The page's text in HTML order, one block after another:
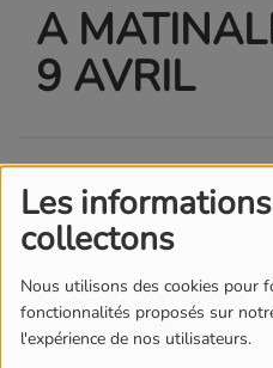
Les
collectons
Nous utilisons des cookies pour
fonctionnalités proposés sur
l'expérience de nos utilisateurs.
A
9 AVRIL